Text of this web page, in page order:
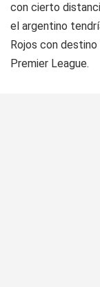
con cierto
el argentino
Rojos con
Premier League.